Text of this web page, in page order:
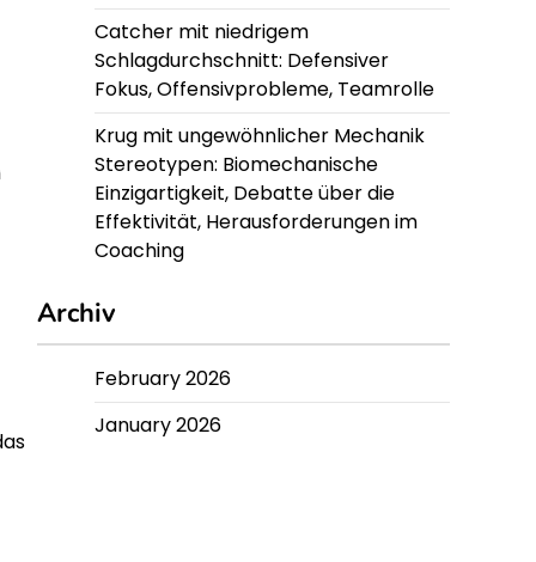
Catcher mit niedrigem
Schlagdurchschnitt: Defensiver
Fokus, Offensivprobleme, Teamrolle
Krug mit ungewöhnlicher Mechanik
Stereotypen: Biomechanische
Einzigartigkeit, Debatte über die
Effektivität, Herausforderungen im
Coaching
Archiv
February 2026
January 2026